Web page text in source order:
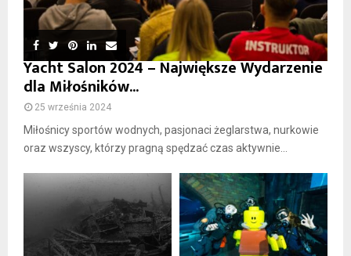
Yacht Salon 2024 – Największe Wydarzenie
dla Miłośników...
25 września 2024
Miłośnicy sportów wodnych, pasjonaci żeglarstwa, nurkowie
oraz wszyscy, którzy pragną spędzać czas aktywnie...